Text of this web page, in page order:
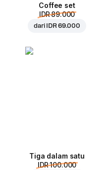
Coffee set
IDR 89.000
dari IDR 69.000
Tiga dalam satu
IDR 100.000